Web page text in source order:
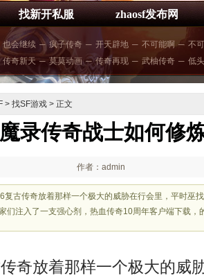
找新开私服 zhaosf发布网
也会继续 ─ 疯子传奇 ─ 开天辟地 ─ 不可能啊 ─ 不
传奇新天 ─ 莫莫动画 ─ 传奇再现 ─ 武柚传奇 ─ 低
> 找SF游戏 > 正文
录传奇战士如何修
作者：admin
复古传奇放着那样一个极大的威胁在行会里，平时巫
们注入了一支强心剂，热血传奇10周年客户端下载，
奇放着那样一个极大的威